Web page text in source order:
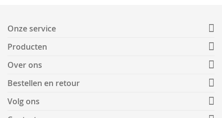
Onze service
Producten
Over ons
Bestellen en retour
Volg ons